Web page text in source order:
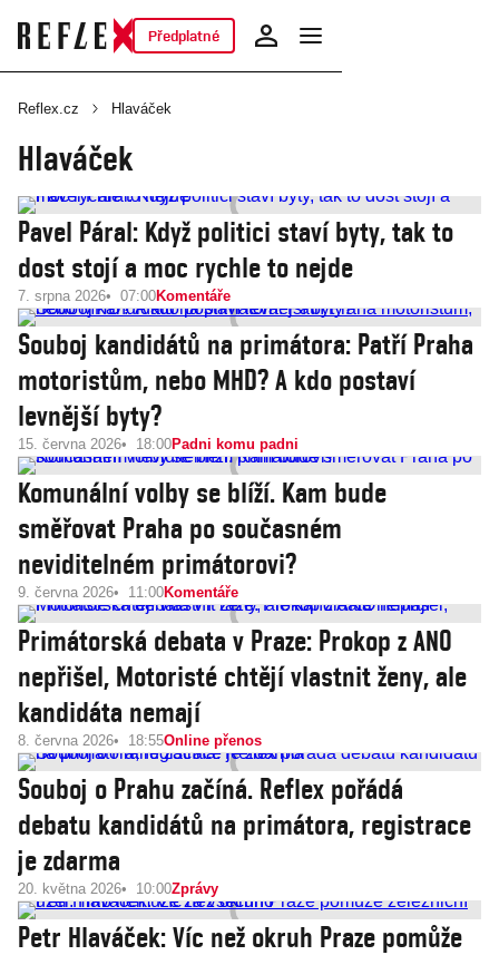
Předplatné
Reflex.cz Hlaváček
Hlaváček
Pavel Páral: Když politici staví byty, tak to
dost stojí a moc rychle to nejde
7. srpna 2026 07:00Komentáře
Souboj kandidátů na primátora: Patří Praha
motoristům, nebo MHD? A kdo postaví
levnější byty?
15. června 2026 18:00Padni komu padni
Komunální volby se blíží. Kam bude
směřovat Praha po současném
neviditelném primátorovi?
9. června 2026 11:00Komentáře
Primátorská debata v Praze: Prokop z ANO
nepřišel, Motoristé chtějí vlastnit ženy, ale
kandidáta nemají
8. června 2026 18:55Online přenos
Souboj o Prahu začíná. Reflex pořádá
debatu kandidátů na primátora, registrace
je zdarma
20. května 2026 10:00Zprávy
Petr Hlaváček: Víc než okruh Praze pomůže